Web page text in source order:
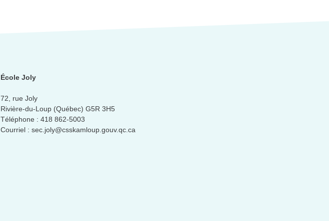
École Joly
72, rue Joly
Rivière-du-Loup (Québec) G5R 3H5
Téléphone : 418 862-5003
Courriel : sec.joly@csskamloup.gouv.qc.ca